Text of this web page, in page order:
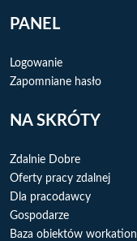
PANEL
Logowanie
Zapomniane hasło
NA SKRÓTY
Zdalnie Dobre
Oferty pracy zdalnej
Dla pracodawcy
Gospodarze
Baza obiektów workation